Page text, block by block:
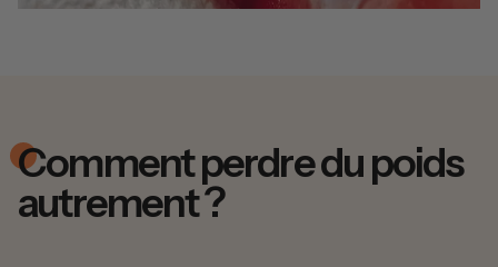
Comment perdre du poids
autrement ?